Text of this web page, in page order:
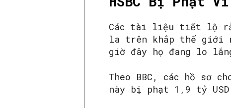
Các tài liệu tiết lộ
la trên khắp thế giới
giờ đây họ đang lo
Theo BBC, các hồ sơ
này bị phạt 1,9 tỷ